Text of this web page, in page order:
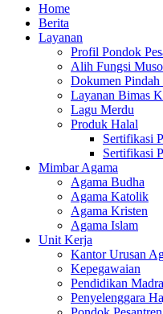
Home
Berita
Layanan
Profil Pondok
Alih Fungsi
Dokumen Pindah
Layanan Bimas
Lagu Merdu
Produk Halal
Sertifikasi
Sertifikasi
Mimbar Agama
Agama Budha
Agama Katolik
Agama Kristen
Agama Islam
Unit Kerja
Kantor Urusan
Kepegawaian
Pendidikan
Penyelenggara